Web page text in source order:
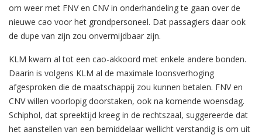
om weer met FNV en CNV in onderhandeling te gaan over de
nieuwe cao voor het grondpersoneel. Dat passagiers daar ook
de dupe van zijn zou onvermijdbaar zijn.
KLM kwam al tot een cao-akkoord met enkele andere bonden.
Daarin is volgens KLM al de maximale loonsverhoging
afgesproken die de maatschappij zou kunnen betalen. FNV en
CNV willen voorlopig doorstaken, ook na komende woensdag.
Schiphol, dat spreektijd kreeg in de rechtszaal, suggereerde dat
het aanstellen van een bemiddelaar wellicht verstandig is om uit